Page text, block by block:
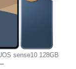
sense10 128GB